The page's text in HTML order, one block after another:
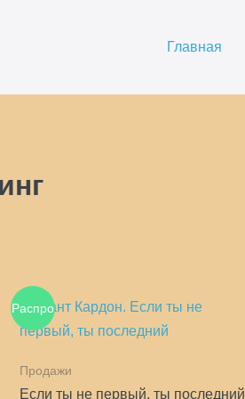
Главная
Распро
Продажи
Если ты не первый, ты последний